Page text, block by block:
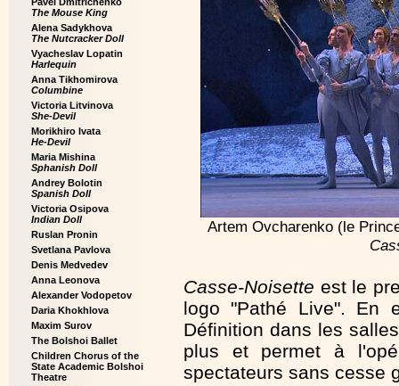
The Mouse King
Alena Sadykhova
The Nutcracker Doll
Vyacheslav Lopatin
Harlequin
Anna Tikhomirova
Columbine
Victoria Litvinova
She-Devil
Morikhiro Ivata
He-Devil
Maria Mishina
Sphanish Doll
Andrey Bolotin
Spanish Doll
Victoria Osipova
Indian Doll
Ruslan Pronin
Svetlana Pavlova
Denis Medvedev
Anna Leonova
Alexander Vodopetov
Daria Khokhlova
Maxim Surov
The Bolshoi Ballet
Children Chorus of the
State Academic Bolshoi
Theatre
Artem Ovcharenko (le
Casse-Noisette est le
logo "Pathé Live". En
Définition dans les
plus et permet à
spectateurs sans cesse